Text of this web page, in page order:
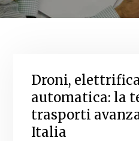
Droni,
automatica: la
trasporti
Italia